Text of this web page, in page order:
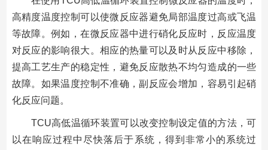
高精度温度控制可以使微反应器避免局部温度过高或飞温
等故障。例如，在微反应器中进行硝化反应时，反应温度
对反应的影响很大。相应的热量可以及时从反应中移除，
提高工艺生产的稳定性，避免反应散热不均匀造成的一些
故障。如果温度控制不准确，副反应会增加，容易引起硝
化反应问题。
TCU高低温循环装置可以改变控制设定值的方法，可
以在响应过程中尽快落后于系统，得到非常小的系统过